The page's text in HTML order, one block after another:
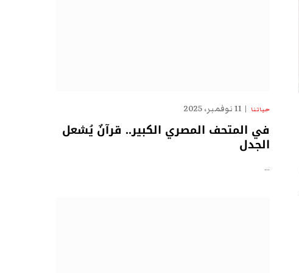
حياتنا 11 نوفمبر، 2025
في المتحف المصري الكبير.. قرآنٌ يُشعل
الجدل
…